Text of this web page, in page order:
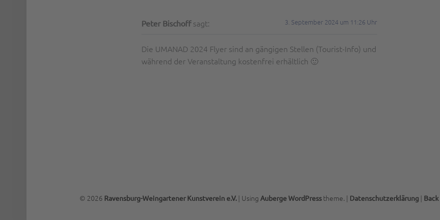
Peter Bischoff sagt: 3. September 2024 um 11:26 Uhr
Die UMANAD 2024 Flyer sind an gängigen Stellen (Tourist-Info) und
während der Veranstaltung kostenfrei erhältlich 🙂
© 2026 Ravensburg-Weingartener Kunstverein e.V. | Using AubergeWordPress theme. | Datenschutzerklärung |